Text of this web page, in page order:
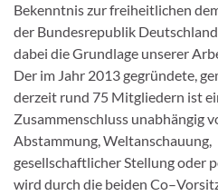
Bekenntnis zur freiheitlichen
der Bundesrepublik Deutschland
dabei dieGrundlage unserer
Der im Jahr 2013 gegründete,
derzeit rund 75 Mitgliedern ist
Zusammenschluss unabhängig
Abstammung, Weltanschauung,
gesellschaftlicher Stellung oder
wird durch die beiden Co–